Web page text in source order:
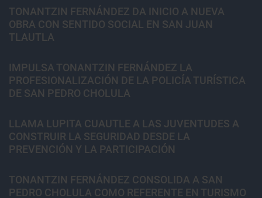
TONANTZIN FERNÁNDEZ DA INICIO A NUEVA
OBRA CON SENTIDO SOCIAL EN SAN JUAN
TLAUTLA
IMPULSA TONANTZIN FERNÁNDEZ LA
PROFESIONALIZACIÓN DE LA POLICÍA TURÍSTICA
DE SAN PEDRO CHOLULA
LLAMA LUPITA CUAUTLE A LAS JUVENTUDES A
CONSTRUIR LA SEGURIDAD DESDE LA
PREVENCIÓN Y LA PARTICIPACIÓN
TONANTZIN FERNÁNDEZ CONSOLIDA A SAN
PEDRO CHOLULA COMO REFERENTE EN TURISMO